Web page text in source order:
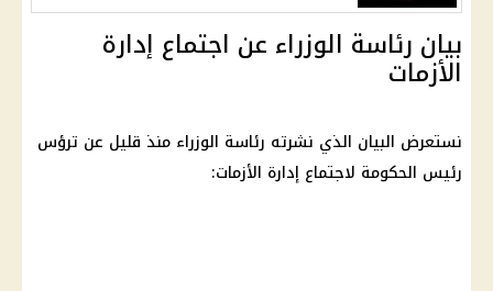
بيان رئاسة الوزراء عن اجتماع إدارة
الأزمات
نستعرض البيان الذي نشرته رئاسة الوزراء منذ قليل عن ترؤس
رئيس الحكومة لاجتماع إدارة الأزمات: